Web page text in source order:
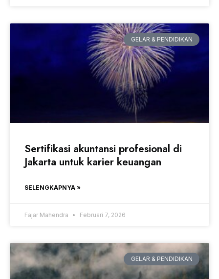
GELAR & PENDIDIKAN
Sertifikasi akuntansi profesional di
Jakarta untuk karier keuangan
SELENGKAPNYA »
Fajar Mahendra Februari 7, 2026
GELAR & PENDIDIKAN